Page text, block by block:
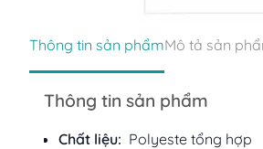
Thông tin sản phẩmMô tả sản
Thông tin sản phẩm
Chất liệu: Polyeste tổng hợp